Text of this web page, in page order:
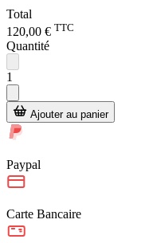
Total
120,00 € TTC
Quantité
1
Ajouter au panier
Paypal
Carte Bancaire